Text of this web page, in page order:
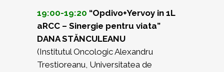
19:00-19:20 “Opdivo+Yervoy in 1L
aRCC – Sinergie pentru viata”
DANA STĂNCULEANU
(Institutul Oncologic Alexandru
Trestioreanu, Universitatea de